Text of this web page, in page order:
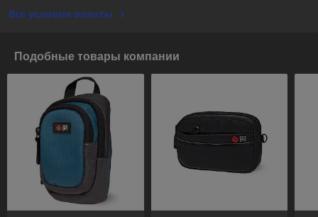
Все условия оплаты
Подобные товары компании